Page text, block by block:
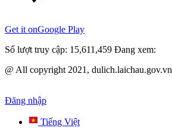
Get it onGoogle Play
Số lượt truy cập: 15,611,459 Đang xem:
@ All copyright 2021, dulich.laichau.gov.vn
Đăng nhập
Tiếng Việt